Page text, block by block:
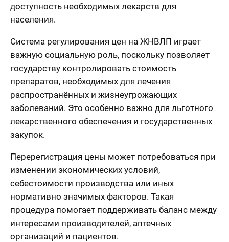
доступность необходимых лекарств для
населения.
Система регулирования цен на ЖНВЛП играет
важную социальную роль, поскольку позволяет
государству контролировать стоимость
препаратов, необходимых для лечения
распространённых и жизнеугрожающих
заболеваний. Это особенно важно для льготного
лекарственного обеспечения и государственных
закупок.
Перерегистрация цены может потребоваться при
изменении экономических условий,
себестоимости производства или иных
нормативно значимых факторов. Такая
процедура помогает поддерживать баланс между
интересами производителей, аптечных
организаций и пациентов.